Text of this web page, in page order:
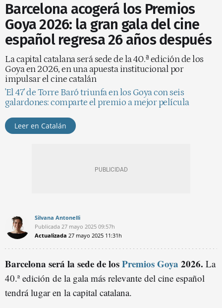
Barcelona acogerá los Premios
Goya 2026: la gran gala del cine
español regresa 26 años después
La capital catalana será sede de la 40.ª edición de los
Goya en 2026, en una apuesta institucional por
impulsar el cine catalán
'El 47' de Torre Baró triunfa en los Goya con seis
galardones: comparte el premio a mejor película
Leer en Catalán
Silvana Antonelli
Publicada 27 mayo 2025 09:57h
Actualizada 27 mayo 2025 11:31h
Barcelona será la sede de losPremios Goya 2026. La
40.ª edición de la gala más relevante del cine español
tendrá lugar en la capital catalana.